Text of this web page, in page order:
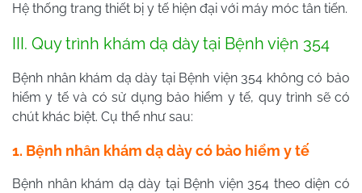
Hệ thống trang thiết bị y tế hiện đại với máy móc tân tiến.
III. Quy trình khám dạ dày tại Bệnh viện 354
Bệnh nhân khám dạ dày tại Bệnh viện 354 không có bảo
hiểm y tế và có sử dụng bảo hiểm y tế, quy trình sẽ có
chút khác biệt. Cụ thể như sau:
1. Bệnh nhân khám dạ dày có bảo hiểm y tế
Bệnh nhân khám dạ dày tại Bệnh viện 354 theo diện có